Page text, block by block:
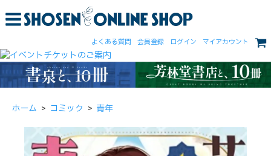
よくある質問 会員登録 ログイン マイアカウント
ホーム > コミック > 青年